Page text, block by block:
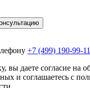
+7 (499) 190-99-11
вы даете согласие на
и соглашаетесь с